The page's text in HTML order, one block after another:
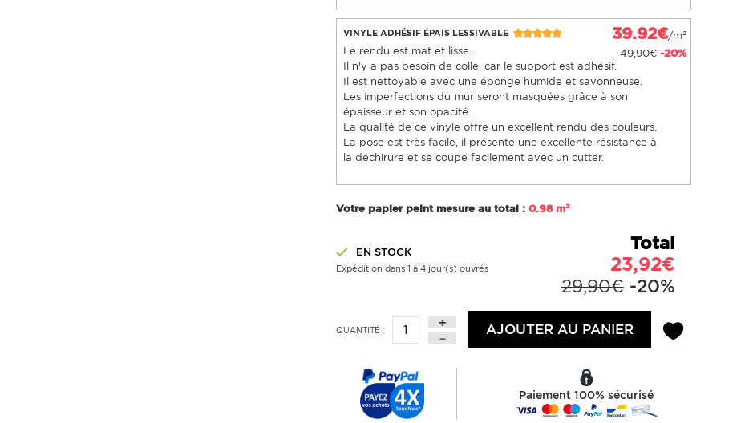
VINYLE ADHÉSIF ÉPAIS LESSIVABLE 39.92€/m²
49,90€ -20%
Le rendu est mat et lisse.
Il n'y a pas besoin de colle, car le support est adhésif.
Il est nettoyable avec une éponge humide et savonneuse.
Les imperfections du mur seront masquées grâce à son
épaisseur et son opacité.
La qualité de ce vinyle offre un excellent rendu des couleurs.
La pose est très facile, il présente une excellente résistance à
la déchirure et se coupe facilement avec un cutter.
Votre papier peint mesure au total : 0.98 m²
EN STOCK
Expédition dans 1 à 4 jour(s) ouvrés
Total
23,92€
29,90€ -20%
QUANTITÉ : AJOUTER AU PANIER
Paiement 100% sécurisé